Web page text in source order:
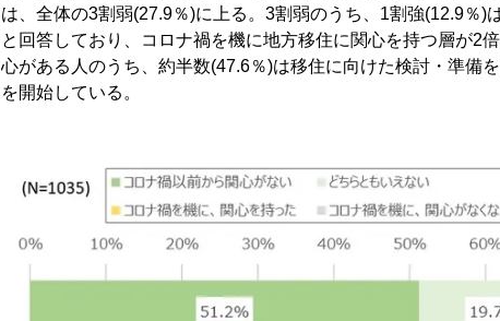
は、全体の3割弱(27.9％)に上る。3割弱のうち、1割強(12.9％)
と回答しており、コロナ禍を機に地方移住に関心を持つ層が2
心がある人のうち、約半数(47.6％)は移住に向けた検討・準備
を開始している。